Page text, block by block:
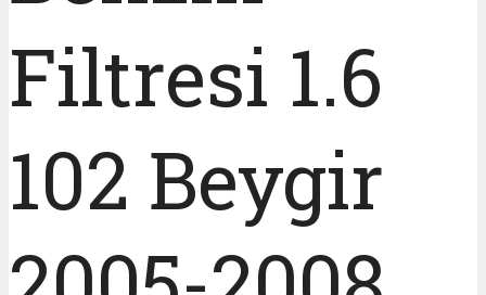
Filtresi 1.6
102 Beygir